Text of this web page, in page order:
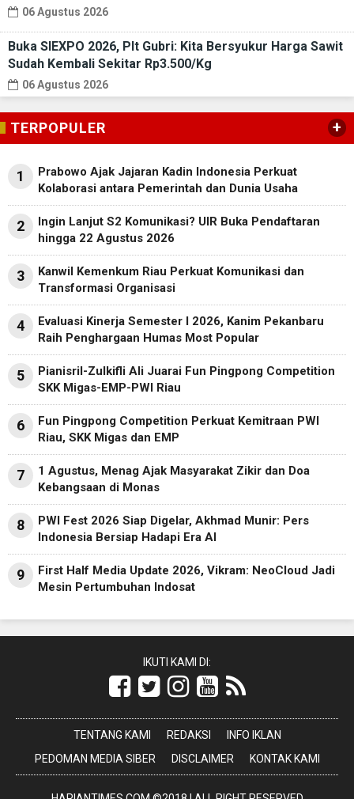
06 Agustus 2026
Buka SIEXPO 2026, Plt Gubri: Kita Bersyukur Harga Sawit
Sudah Kembali Sekitar Rp3.500/Kg
06 Agustus 2026
TERPOPULER +
1
Prabowo Ajak Jajaran Kadin Indonesia Perkuat
Kolaborasi antara Pemerintah dan Dunia Usaha
2
Ingin Lanjut S2 Komunikasi? UIR Buka Pendaftaran
hingga 22 Agustus 2026
3
Kanwil Kemenkum Riau Perkuat Komunikasi dan
Transformasi Organisasi
4
Evaluasi Kinerja Semester I 2026, Kanim Pekanbaru
Raih Penghargaan Humas Most Popular
5
Pianisril-Zulkifli Ali Juarai Fun Pingpong Competition
SKK Migas-EMP-PWI Riau
6
Fun Pingpong Competition Perkuat Kemitraan PWI
Riau, SKK Migas dan EMP
7
1 Agustus, Menag Ajak Masyarakat Zikir dan Doa
Kebangsaan di Monas
8
PWI Fest 2026 Siap Digelar, Akhmad Munir: Pers
Indonesia Bersiap Hadapi Era AI
9
First Half Media Update 2026, Vikram: NeoCloud Jadi
Mesin Pertumbuhan Indosat
IKUTI KAMI DI:
TENTANG KAMI REDAKSI
INFO IKLAN
PEDOMAN MEDIA SIBER
DISCLAIMER KONTAK KAMI